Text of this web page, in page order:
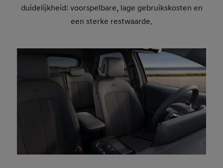
duidelijkheid: voorspelbare, lage gebruikskosten en
een sterke restwaarde.